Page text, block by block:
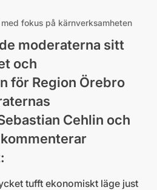
fokus på kärnverksamheten
moderaterna sitt
och
för Region Örebro
Cehlin och
tufft ekonomiskt läge just